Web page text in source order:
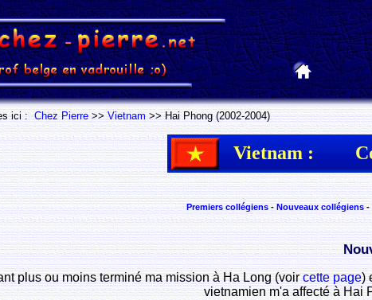
ici :Chez Pierre>>Vietnam>> Hai Phong (2002-2004)
Vietnam :
Premiers collégiens-Nouveaux collégiens-
plus ou moins terminé ma mission à Ha Long (voircette page)
vietnamien m'a affecté à Hai